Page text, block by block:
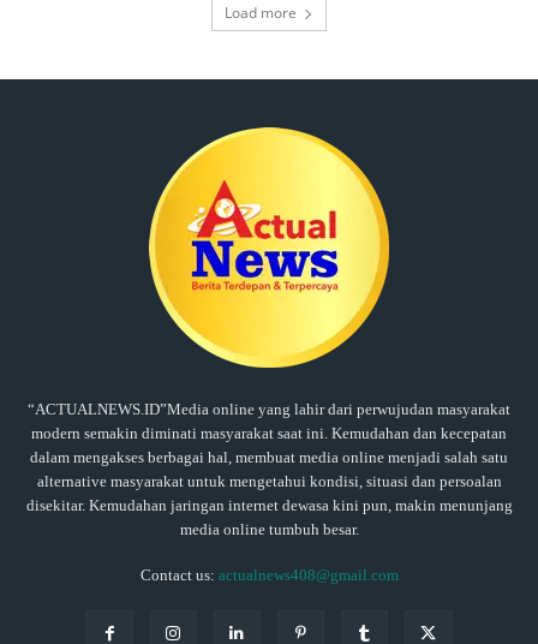
Load more
“ACTUALNEWS.ID”Media online yang lahir dari perwujudan masyarakat
modern semakin diminati masyarakat saat ini. Kemudahan dan kecepatan
dalam mengakses berbagai hal, membuat media online menjadi salah satu
alternative masyarakat untuk mengetahui kondisi, situasi dan persoalan
disekitar. Kemudahan jaringan internet dewasa kini pun, makin menunjang
media online tumbuh besar.
Contact us: actualnews408@gmail.com